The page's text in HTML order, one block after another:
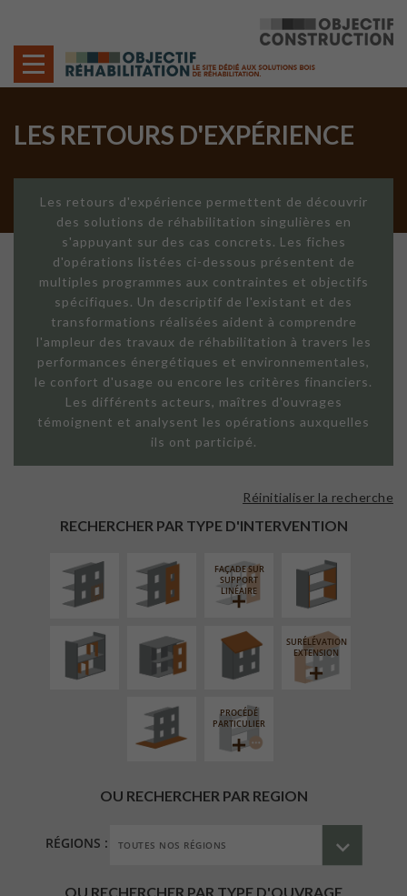
LES RETOURS D'EXPÉRIENCE
Les retours d'expérience permettent de découvrir
des solutions de réhabilitation singulières en
s'appuyant sur des cas concrets. Les fiches
d'opérations listées ci-dessous présentent de
multiples programmes aux contraintes et objectifs
spécifiques. Un descriptif de l'existant et des
transformations réalisées aident à comprendre
l'ampleur des travaux de réhabilitation à travers les
performances énergétiques et environnementales,
le confort d'usage ou encore les critères financiers.
Les différents acteurs, maîtres d'ouvrages
témoignent et analysent les opérations auxquelles
ils ont participé.
RECHERCHER PAR TYPE D'INTERVENTION
Réinitialiser la recherche
EXTÉRIEURE
FAÇADE SUR
SUPPORT
LINÉAIRE
ISOLATION
INTÉRIEURE
RÉAMÉNAGEMENT
INTÉRIEUR
FERMETURE
LOGGIAS
RÉFECTION DES
TOITURES
SURÉLÉVATION
EXTENSION
AMÉNAGEMENT
EXTÉRIEUR
PROCÉDÉ
PARTICULIER
OU RECHERCHER PAR REGION
RÉGIONS :
OU RECHERCHER PAR TYPE D'OUVRAGE